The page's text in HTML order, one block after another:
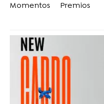
Momentos
Premios